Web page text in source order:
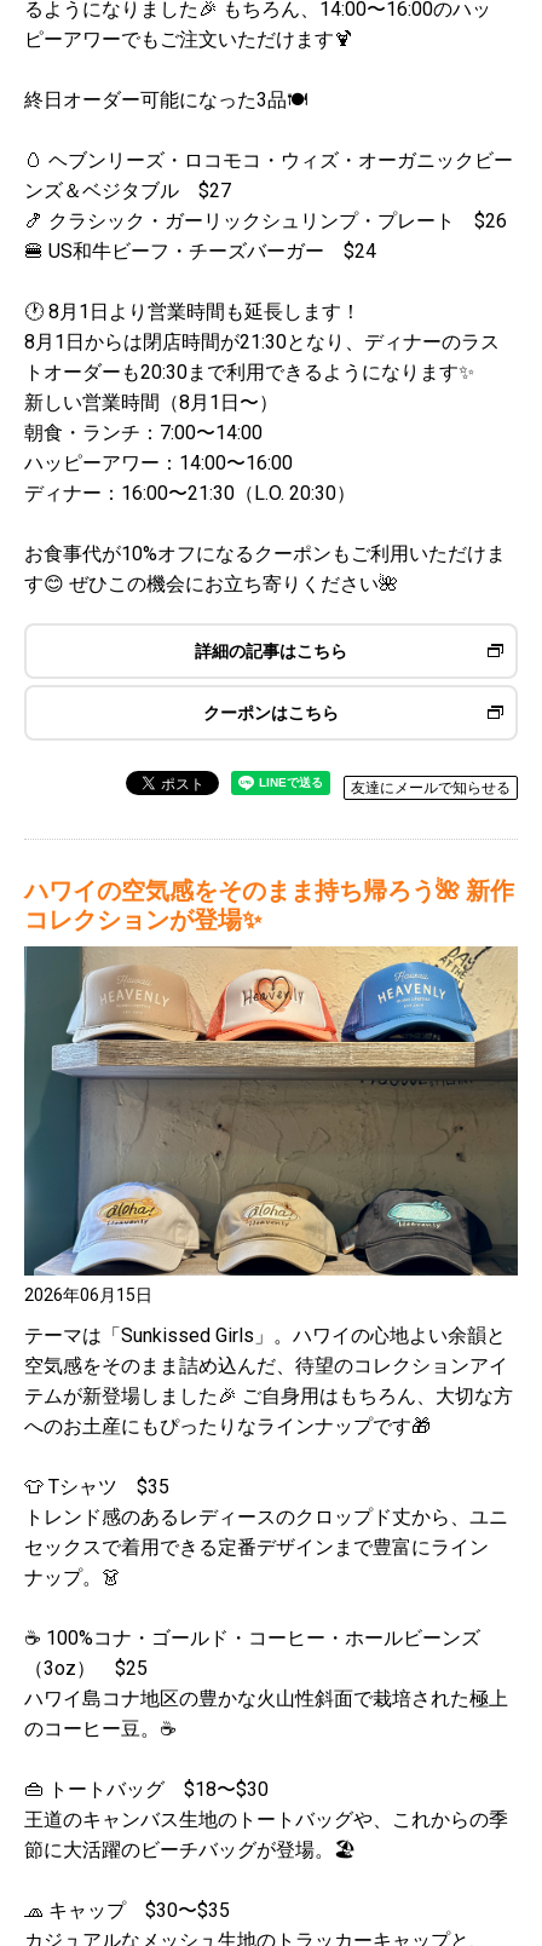
るようになりました🎉 もちろん、14:00〜16:00のハッ
ピーアワーでもご注文いただけます🍹
終日オーダー可能になった3品🍽️
🥚 ヘブンリーズ・ロコモコ・ウィズ・オーガニックビー
ンズ＆ベジタブル $27
🍤 クラシック・ガーリックシュリンプ・プレート $26
🍔 US和牛ビーフ・チーズバーガー $24
🕐 8月1日より営業時間も延長します！
8月1日からは閉店時間が21:30となり、ディナーのラス
トオーダーも20:30まで利用できるようになります✨
新しい営業時間（8月1日〜）
朝食・ランチ：7:00〜14:00
ハッピーアワー：14:00〜16:00
ディナー：16:00〜21:30（L.O. 20:30）
お食事代が10%オフになるクーポンもご利用いただけま
す😊 ぜひこの機会にお立ち寄りください🌺
詳細の記事はこちら
クーポンはこちら
友達にメールで知らせる
ハワイの空気感をそのまま持ち帰ろう🌺 新作
コレクションが登場✨
2026年06月15日
テーマは「Sunkissed Girls」。ハワイの心地よい余韻と
空気感をそのまま詰め込んだ、待望のコレクションアイ
テムが新登場しました🎉 ご自身用はもちろん、大切な方
へのお土産にもぴったりなラインナップです🎁
👕 Tシャツ $35
トレンド感のあるレディースのクロップド丈から、ユニ
セックスで着用できる定番デザインまで豊富にライン
ナップ。👗
☕ 100%コナ・ゴールド・コーヒー・ホールビーンズ
（3oz） $25
ハワイ島コナ地区の豊かな火山性斜面で栽培された極上
のコーヒー豆。☕
👜 トートバッグ $18〜$30
王道のキャンバス生地のトートバッグや、これからの季
節に大活躍のビーチバッグが登場。🏖️
🧢 キャップ $30〜$35
カジュアルなメッシュ生地のトラッカーキャップと、